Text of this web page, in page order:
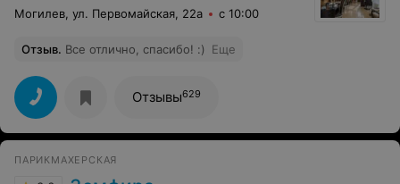
Могилев, ул. Первомайская, 22а с 10:00
Отзыв. Все отлично, спасибо! :) Еще
Отзывы629
ПАРИКМАХЕРСКАЯ